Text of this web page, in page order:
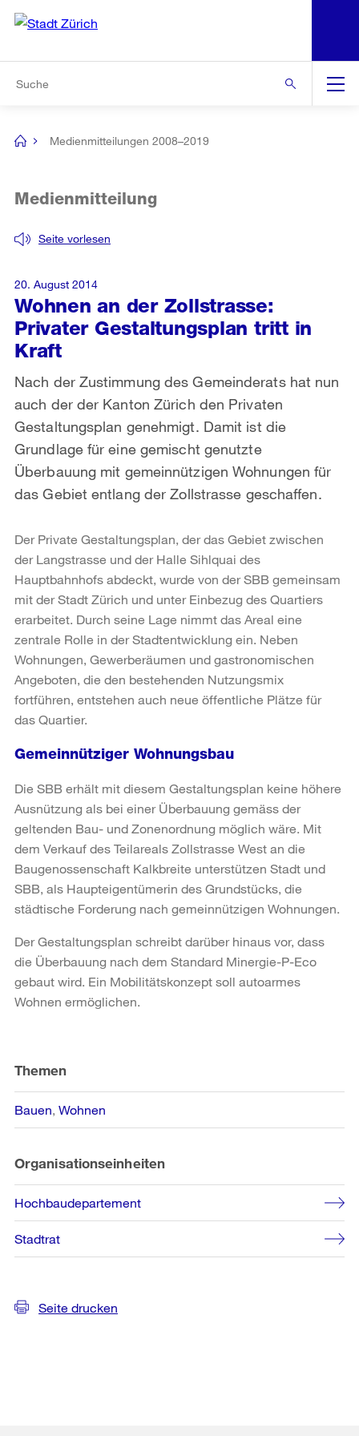
Navigation
[no
Medienmitteilungen 2008–2019
Wohnen an der Zollstrasse:
Privater Gestaltungsplan tritt in
Kraft
Seite vorlesen
Medienmitteilung
Nach der Zustimmung des Gemeinderats hat nun
auch der der Kanton Zürich den Privaten
Gestaltungsplan genehmigt. Damit ist die
Grundlage für eine gemischt genutzte
Überbauung mit gemeinnützigen Wohnungen für
das Gebiet entlang der Zollstrasse geschaffen.
20. August 2014
Der Private Gestaltungsplan, der das Gebiet zwischen
der Langstrasse und der Halle Sihlquai des
Hauptbahnhofs abdeckt, wurde von der SBB gemeinsam
mit der Stadt Zürich und unter Einbezug des Quartiers
erarbeitet. Durch seine Lage nimmt das Areal eine
zentrale Rolle in der Stadtentwicklung ein. Neben
Wohnungen, Gewerberäumen und gastronomischen
Angeboten, die den bestehenden Nutzungsmix
fortführen, entstehen auch neue öffentliche Plätze für
das Quartier.
Gemeinnütziger Wohnungsbau
Die SBB erhält mit diesem Gestaltungsplan keine höhere
Ausnützung als bei einer Überbauung gemäss der
geltenden Bau- und Zonenordnung möglich wäre. Mit
dem Verkauf des Teilareals Zollstrasse West an die
Baugenossenschaft Kalkbreite unterstützen Stadt und
SBB, als Haupteigentümerin des Grundstücks, die
städtische Forderung nach gemeinnützigen Wohnungen.
Der Gestaltungsplan schreibt darüber hinaus vor, dass
die Überbauung nach dem Standard Minergie-P-Eco
gebaut wird. Ein Mobilitätskonzept soll autoarmes
Wohnen ermöglichen.
Informationen
Themen
Bauen Wohnen
Organisationseinheiten
Hochbaudepartement
Stadtrat
Seite drucken